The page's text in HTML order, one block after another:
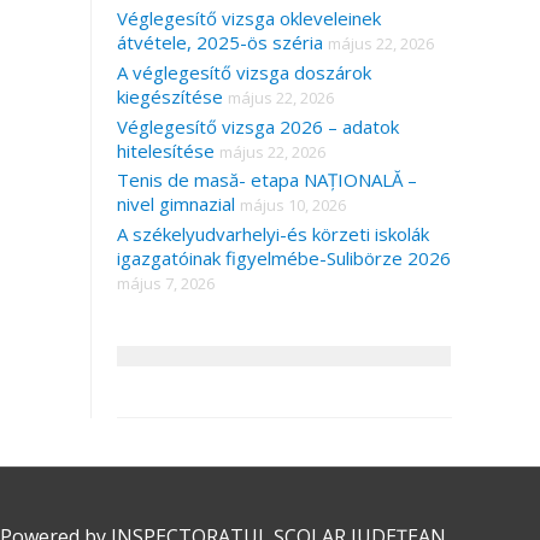
Véglegesítő vizsga okleveleinek
átvétele, 2025-ös széria május 22, 2026
A véglegesítő vizsga doszárok
kiegészítése május 22, 2026
Véglegesítő vizsga 2026 – adatok
hitelesítése május 22, 2026
Tenis de masă- etapa NAȚIONALĂ –
nivel gimnazial május 10, 2026
A székelyudvarhelyi-és körzeti iskolák
igazgatóinak figyelmébe-Sulibörze 2026
május 7, 2026